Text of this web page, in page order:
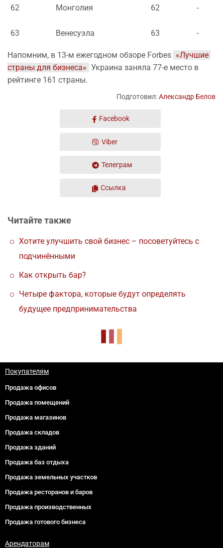
62 Монголия 62 -
63 Венесуэла 63 -
Напомним, в 13-м ежегодном обзоре Forbes «Лучшие
страны для бизнеса» Украина заняла 77-е место в
рейтинге 161 страны.
Подготовил:Александр Белов
Facebook
Viber
Телеграм
Ссылка
Читайте также
Хотите улучшить свой бизнес – посоветуйтесь с
подчинёнными
Как открыть бар?
Четыре фактора, которые будут определять
будущее предпринимательства
Покупателям
Продажа офисов
Продажа помещений
Продажа магазинов
Продажа складов
Продажа зданий
Продажа баз отдыха
Продажа земельных участков
Продажа ресторанов и баров
Продажа производственных
Продажа готового бизнеса
Арендаторам